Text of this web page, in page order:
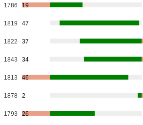
1786 19
1819 47
1822 37
1843 34
1813 46
1878 2
1793 26